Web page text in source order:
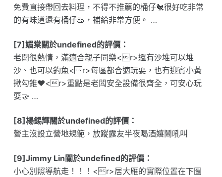
免費直接帶回去料理，不得不推薦的桶仔🐔很好吃非常
的有味道還有桶仔🦢，補給非常方便。 …
[7]媚棠關於undefined的評價：
老闆很熱情，滿適合親子同樂<r>還有沙堆可以堆
沙、也可以釣魚<r>每區都合適玩耍，也有迎賓小黃
揪勾錐❤️<r>重點是老闆安全設備很齊全，可安心玩
耍🤝 …
[8]楊錫輝關於undefined的評價：
營主沒設立營地規範，放蹤露友半夜喝酒嬉鬧吼叫
[9]Jimmy Lin關於undefined的評價：
小心別照導航走！！！<r>居大雁的實際位置在下圖